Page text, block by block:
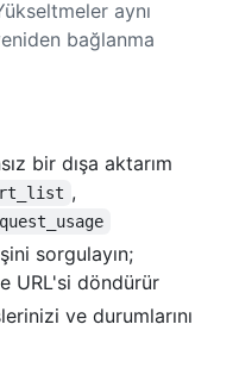
aynı
bağlanma
bir dışa aktarım
,
sorgulayın;
URL'si döndürür
ve durumlarını